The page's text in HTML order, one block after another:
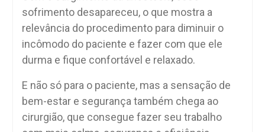
sofrimento desapareceu, o que mostra a
relevância do procedimento para diminuir o
incômodo do paciente e fazer com que ele
durma e fique confortável e relaxado.
E não só para o paciente, mas a sensação de
bem-estar e segurança também chega ao
cirurgião, que consegue fazer seu trabalho